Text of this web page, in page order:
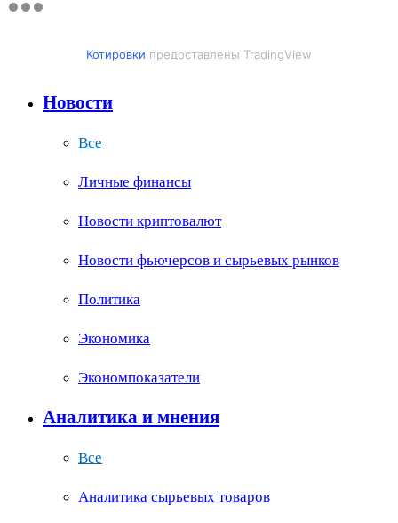
Котировки предоставлены TradingView
Новости
Все
Личные финансы
Новости криптовалют
Новости фьючерсов и сырьевых рынков
Политика
Экономика
Экономпоказатели
Аналитика и мнения
Все
Аналитика сырьевых товаров